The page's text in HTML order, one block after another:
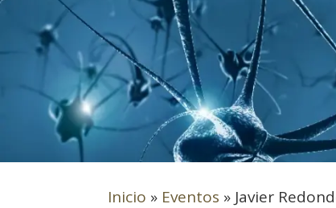
Inicio » Eventos » Javier